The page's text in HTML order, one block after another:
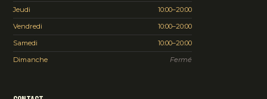
Jeudi
10:00–20:00
Vendredi
10:00–20:00
Samedi
10:00–20:00
Dimanche
Fermé